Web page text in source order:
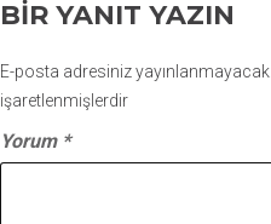
BIR YANIT YAZIN
E-posta adresiniz yayınlanmayacak.
işaretlenmişlerdir
Yorum *